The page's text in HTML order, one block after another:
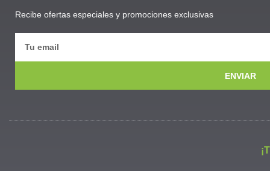
Recibe ofertas especiales y promociones exclusivas
ENVIAR